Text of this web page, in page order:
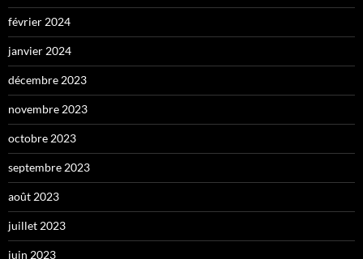
février 2024
janvier 2024
décembre 2023
novembre 2023
octobre 2023
septembre 2023
août 2023
juillet 2023
juin 2023